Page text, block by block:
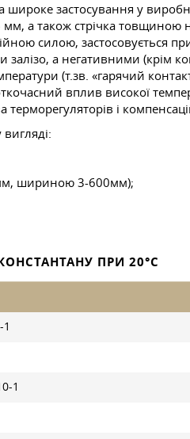
широке застосування у
а також стрічка товщиною
силою, застосовується
залізо, а негативними (крім
(т.зв. «гарячий
вплив високої
терморегуляторів і
шириною 3-600мм);
ПРИ 20°C
1